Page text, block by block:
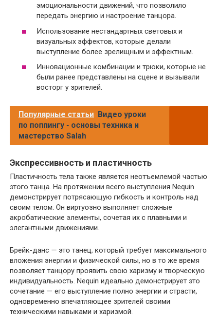
эмоциональности движений, что позволило
передать энергию и настроение танцора.
Использование нестандартных световых и
визуальных эффектов, которые делали
выступление более зрелищным и эффектным.
Инновационные комбинации и трюки, которые не
были ранее представлены на сцене и вызывали
восторг у зрителей.
Популярные статьи Видео уроки
по поппингу - основы техника и
мастерство Salah
Экспрессивность и пластичность
Пластичность тела также является неотъемлемой частью
этого танца. На протяжении всего выступления Nequin
демонстрирует потрясающую гибкость и контроль над
своим телом. Он виртуозно выполняет сложные
акробатические элементы, сочетая их с плавными и
элегантными движениями.
Брейк-данс — это танец, который требует максимального
вложения энергии и физической силы, но в то же время
позволяет танцору проявить свою харизму и творческую
индивидуальность. Nequin идеально демонстрирует это
сочетание — его выступление полно энергии и страсти,
одновременно впечатляющее зрителей своими
техническими навыками и харизмой.